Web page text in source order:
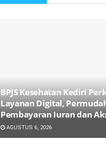
BPJS Kesehatan Kediri
Layanan Digital,
Pembayaran Iuran dan
AGUSTUS 6, 2026